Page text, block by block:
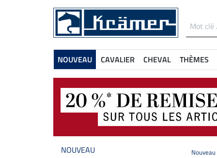
NOUVEAU CAVALIER CHEVAL THÈMES
NOUVEAU
Nouveau